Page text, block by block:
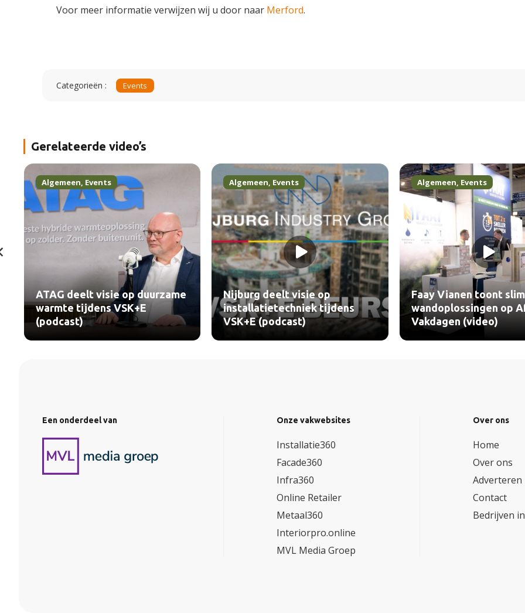
Voor meer informatie verwijzen wij u door naar Merford.
Categorieën : Events
Gerelateerde video’s
Algemeen, Events
ATAG deelt visie op duurzame
warmte tijdens VSK+E
(podcast)
Algemeen, Events
Nijburg deelt visie op
installatietechniek tijdens
VSK+E (podcast)
Algemeen, Events
Faay Vianen toont
wandoplossingen op
Vakdagen (video)
Een onderdeel van Onze vakwebsites
Installatie360
Facade360
Infra360
Online Retailer
Metaal360
Interiorpro.online
MVL Media Groep
Over ons
Home
Over ons
Adverteren
Contact
Bedrijven